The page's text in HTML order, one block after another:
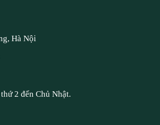
Hà Nội
2 đến Chủ Nhật.